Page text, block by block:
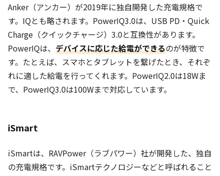
Anker（アンカー）が2019年に独自開発した充電規格で
す。IQとも略されます。PowerIQ3.0は、USB PD・Quick
Charge（クイックチャージ）3.0と互換性があります。
PowerIQは、 デバイスに応じた給電ができるのが特徴で
す。たとえば、スマホとタブレットを繋げたとき、それぞ
れに適した給電を行ってくれます。PowerIQ2.0は18Wま
で、PowerIQ3.0は100Wまで対応しています。
iSmart
iSmartは、RAVPower（ラブパワー）社が開発した、独自
の充電規格です。iSmartテクノロジーなどと呼ばれること